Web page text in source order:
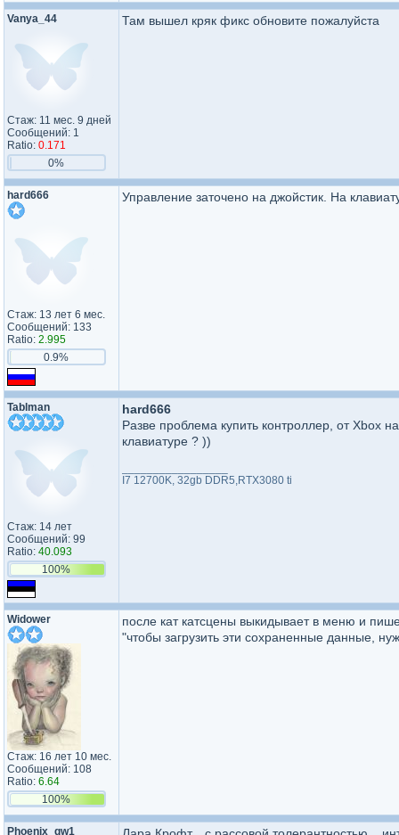
Vanya_44
Стаж: 11 мес. 9 дней
Сообщений: 1
Ratio: 0.171
0%
Там вышел кряк фикс обновите пожалуйста
hard666
Стаж: 13 лет 6 мес.
Сообщений: 133
Ratio: 2.995
0.9%
Управление заточено на джойстик. На
Tablman
Стаж: 14 лет
Сообщений: 99
Ratio: 40.093
100%
hard666
Разве проблема купить контроллер, от Хbox
клавиатуре ? ))
I7 12700K, 32gb DDR5,RTX3080 ti
Widower
Стаж: 16 лет 10 мес.
Сообщений: 108
Ratio: 6.64
100%
после кат катсцены выкидывает в меню и
"чтобы загрузить эти сохраненные данные,
Phoenix_qw1